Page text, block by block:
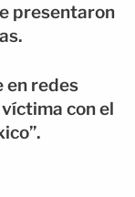
presentaron
en redes
con el